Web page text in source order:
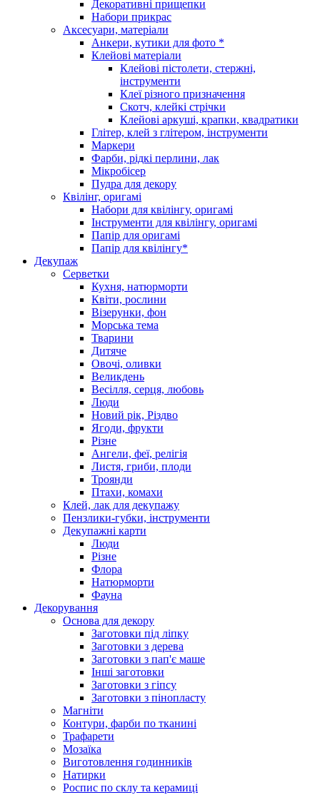
Декоративні прищепки
Набори прикрас
Аксесуари, матеріали
Анкери, кутики для фото *
Клейові матеріали
Клейові пістолети, стержні,
інструменти
Клеї різного призначення
Скотч, клейкі стрічки
Клейові аркуші, крапки, квадратики
Глітер, клей з глітером, інструменти
Маркери
Фарби, рідкі перлини, лак
Мікробісер
Пудра для декору
Квілінг, оригамі
Набори для квілінгу, оригамі
Інструменти для квілінгу, оригамі
Папір для оригамі
Папір для квілінгу*
Декупаж
Серветки
Кухня, натюрморти
Квіти, рослини
Візерунки, фон
Морська тема
Тварини
Дитяче
Овочі, оливки
Великдень
Весілля, серця, любовь
Люди
Новий рік, Різдво
Ягоди, фрукти
Різне
Ангели, феї, релігія
Листя, гриби, плоди
Троянди
Птахи, комахи
Клей, лак для декупажу
Пензлики-губки, інструменти
Декупажні карти
Люди
Різне
Флора
Натюрморти
Фауна
Декорування
Основа для декору
Заготовки під ліпку
Заготовки з дерева
Заготовки з пап'є маше
Інші заготовки
Заготовки з гіпсу
Заготовки з пінопласту
Магніти
Контури, фарби по тканині
Трафарети
Мозаїка
Виготовлення годинників
Натирки
Роспис по склу та керамиці